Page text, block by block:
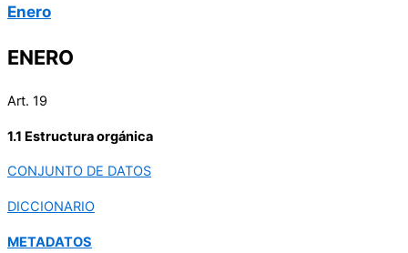
Enero
ENERO
Art. 19
1.1 Estructura orgánica
CONJUNTO DE DATOS
DICCIONARIO
METADATOS